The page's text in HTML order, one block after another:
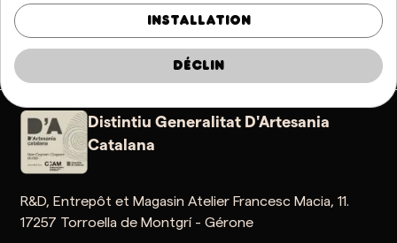
fait main Expédition internationale
Distintiu Generalitat D'Artesania
Catalana
R&D, Entrepôt et Magasin Atelier Francesc Macia, 11.
17257 Torroella de Montgrí - Gérone
Installation
Déclin